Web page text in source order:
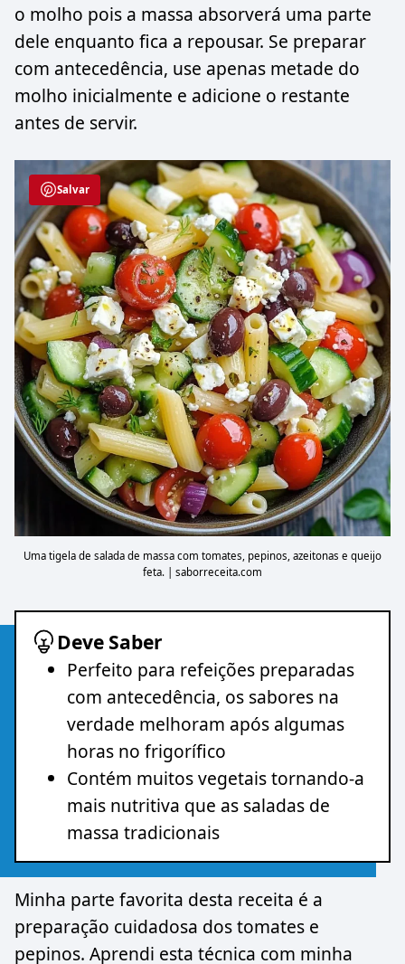
o molho pois a massa absorverá uma parte
dele enquanto fica a repousar. Se preparar
com antecedência, use apenas metade do
molho inicialmente e adicione o restante
antes de servir.
Salvar
Uma tigela de salada de massa com tomates, pepinos, azeitonas e queijo
feta. | saborreceita.com
Deve Saber
Perfeito para refeições preparadas
com antecedência, os sabores na
verdade melhoram após algumas
horas no frigorífico
Contém muitos vegetais tornando-a
mais nutritiva que as saladas de
massa tradicionais
Minha parte favorita desta receita é a
preparação cuidadosa dos tomates e
pepinos. Aprendi esta técnica com minha